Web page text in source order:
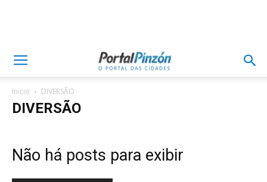
Inicio DIVERSÃO
DIVERSÃO
Não há posts para exibir